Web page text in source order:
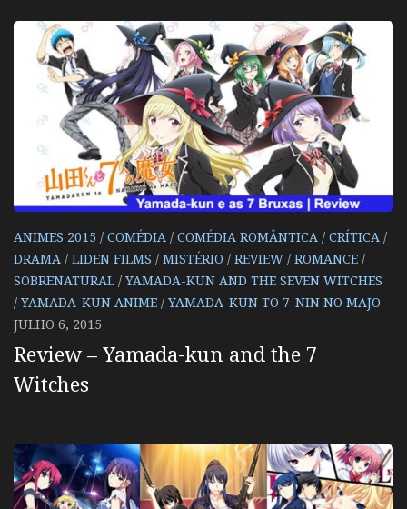
ANIMES 2015 / COMÉDIA / COMÉDIA ROMÂNTICA / CRÍTICA /
DRAMA / LIDEN FILMS / MISTÉRIO / REVIEW / ROMANCE /
SOBRENATURAL / YAMADA-KUN AND THE SEVEN WITCHES
/ YAMADA-KUN ANIME / YAMADA-KUN TO 7-NIN NO MAJO
JULHO 6, 2015
Review – Yamada-kun and the 7
Witches